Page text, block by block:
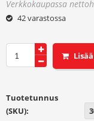
42 varastossa
moottoriöljyn
D254
ERILLISEEN
Tuotetunnus
(SKU):